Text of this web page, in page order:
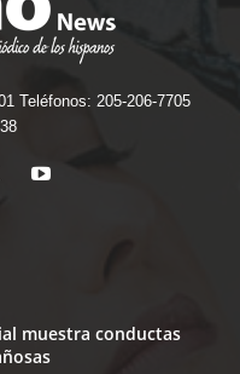
Teléfonos: 205-206-7705
muestra conductas